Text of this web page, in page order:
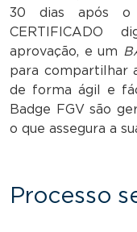
30 dias após o
CERTIFICADO
aprovação, e um
para compartilhar
de forma ágil e
Badge FGV são
o que assegura a
Processo